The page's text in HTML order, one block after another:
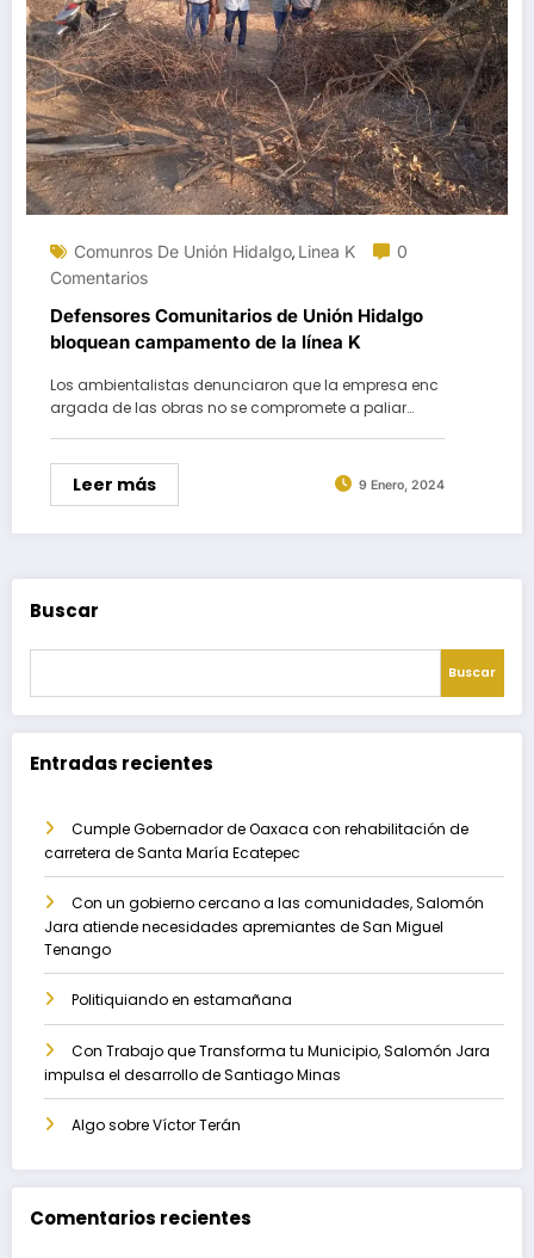
Comunros De Unión Hidalgo, Linea K
0
Comentarios
Defensores Comunitarios de Unión Hidalgo
bloquean campamento de la línea K
Los ambientalistas denunciaron que la empresa enc
argada de las obras no se compromete a paliar…
Leer más 9 Enero, 2024
Buscar
Buscar
Entradas recientes
Cumple Gobernador de Oaxaca con rehabilitación de
carretera de Santa María Ecatepec
Con un gobierno cercano a las comunidades, Salomón
Jara atiende necesidades apremiantes de San Miguel
Tenango
Politiquiando en estamañana
Con Trabajo que Transforma tu Municipio, Salomón Jara
impulsa el desarrollo de Santiago Minas
Algo sobre Víctor Terán
Comentarios recientes